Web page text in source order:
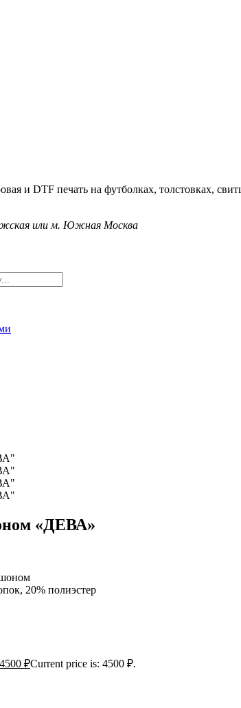
и DTF печать на футболках, толстовках,
или м. Южная Москва
«ДЕВА»
20% полиэстер
4500 ₽Current price is: 4500 ₽.